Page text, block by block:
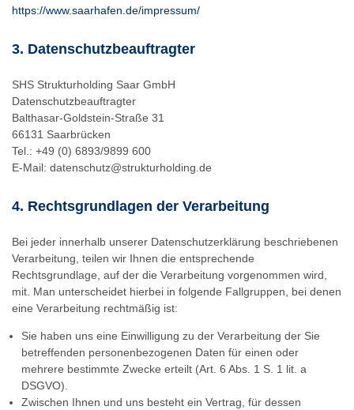
https://www.saarhafen.de/impressum/
3. Datenschutzbeauftragter
SHS Strukturholding Saar GmbH
Datenschutzbeauftragter
Balthasar-Goldstein-Straße 31
66131 Saarbrücken
Tel.: +49 (0) 6893/9899 600
E-Mail: datenschutz@strukturholding.de
4. Rechtsgrundlagen der Verarbeitung
Bei jeder innerhalb unserer Datenschutzerklärung beschriebenen
Verarbeitung, teilen wir Ihnen die entsprechende
Rechtsgrundlage, auf der die Verarbeitung vorgenommen wird,
mit. Man unterscheidet hierbei in folgende Fallgruppen, bei denen
eine Verarbeitung rechtmäßig ist:
Sie haben uns eine Einwilligung zu der Verarbeitung der Sie
betreffenden personenbezogenen Daten für einen oder
mehrere bestimmte Zwecke erteilt (Art. 6 Abs. 1 S. 1 lit. a
DSGVO).
Zwischen Ihnen und uns besteht ein Vertrag, für dessen